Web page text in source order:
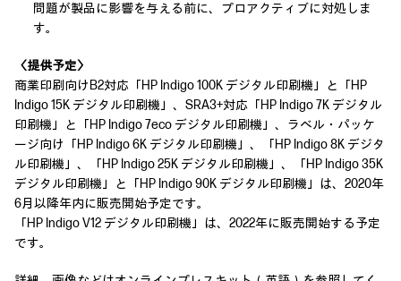
問題が製品に影響を与える前に、プロアクティブに対処しま
す。
〈提供予定〉
商業印刷向けB2対応「HP Indigo 100K デジタル印刷機」と「HP
Indigo 15K デジタル印刷機」、SRA3+対応「HP Indigo 7K デジタル
印刷機」と「HP Indigo 7eco デジタル印刷機」、ラベル・パッケ
ージ向け「HP Indigo 6K デジタル印刷機」、「HP Indigo 8K デジタ
ル印刷機」、「HP Indigo 25K デジタル印刷機」、「HP Indigo 35K
デジタル印刷機」と「HP Indigo 90K デジタル印刷機」は、2020年
6月以降年内に販売開始予定です。
「HP Indigo V12 デジタル印刷機」は、2022年に販売開始する予定
です。